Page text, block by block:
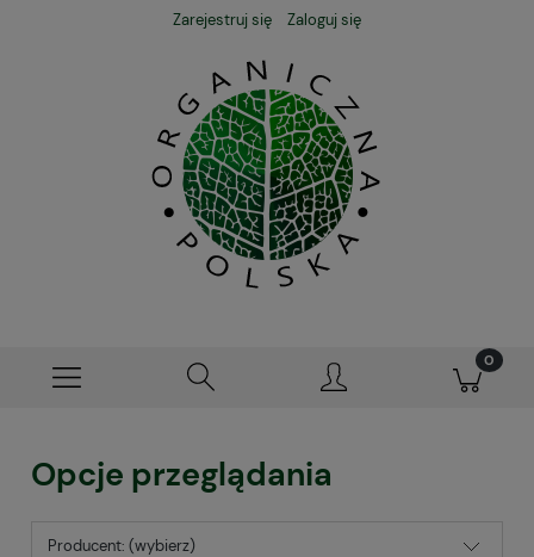
Zarejestruj się Zaloguj się
Opcje przeglądania
Producent: (wybierz)